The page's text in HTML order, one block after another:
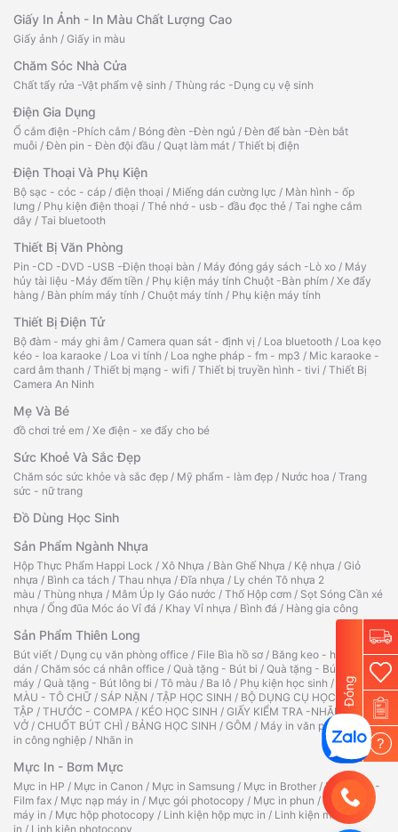
Giấy In Ảnh - In Màu Chất Lượng Cao
Giấy ảnh / Giấy in màu
Chăm Sóc Nhà Cửa
Chất tẩy rửa -Vật phẩm vệ sinh / Thùng rác -Dụng cụ vệ sinh
Điện Gia Dụng
Ổ cắm điện -Phích cắm / Bóng đèn -Đèn ngủ /Đèn để bàn -Đèn bắt
muỗi /Đèn pin - Đèn đội đầu / Quạt làm mát / Thiết bị điện
Điện Thoại Và Phụ Kiện
Bộ sạc - cóc - cáp / điện thoại / Miếng dán cường lực / Màn hình - ốp
lưng / Phụ kiện điện thoại / Thẻ nhớ - usb - đầu đọc thẻ / Tai nghe cắm
dây / Tai bluetooth
Thiết Bị Văn Phòng
Pin -CD -DVD -USB -Điện thoại bàn / Máy đóng gáy sách -Lò xo / Máy
hủy tài liệu -Máy đếm tiền / Phụ kiện máy tính Chuột -Bàn phím / Xe đẩy
hàng / Bàn phím máy tính / Chuột máy tính / Phụ kiện máy tính
Thiết Bị Điện Tử
Bộ đàm - máy ghi âm / Camera quan sát - định vị / Loa bluetooth / Loa kẹo
kéo - loa karaoke / Loa vi tính / Loa nghe pháp - fm - mp3 / Mic karaoke -
card âm thanh / Thiết bị mạng - wifi / Thiết bị truyền hình - tivi / Thiết Bị
Camera An Ninh
Mẹ Và Bé
đồ chơi trẻ em / Xe điện - xe đẩy cho bé
Sức Khoẻ Và Sắc Đẹp
Chăm sóc sức khỏe và sắc đẹp / Mỹ phẩm - làm đẹp / Nước hoa / Trang
sức - nữ trang
Đồ Dùng Học Sinh
Sản Phẩm Ngành Nhựa
Hộp Thực Phẩm Happi Lock / Xô Nhựa / Bàn Ghế Nhựa / Kệ nhựa / Giỏ
nhựa / Bình ca tách / Thau nhựa /Đĩa nhựa / Ly chén Tô nhựa 2
màu / Thùng nhựa / Mâm Úp ly Gáo nước / Thố Hộp cơm / Sọt Sóng Cần xé
nhựa / Ống đũa Móc áo Vỉ đá / Khay Vỉ nhựa / Bình đá / Hàng gia công
Sản Phẩm Thiên Long
Bút viết / Dụng cụ văn phòng office / File Bìa hồ sơ / Băng keo - hồ
dán / Chăm sóc cá nhân office / Quà tặng - Bút bi / Quà tặng - Bút
máy / Quà tặng - Bút lông bi / Tô màu / Ba lô / Phụ kiện học sinh /
TẬP TÔ
MÀU - TÔ CHỮ / SÁP NẶN / TẬP HỌC SINH / BỘ DỤNG CỤ HỌC
TẬP / THƯỚC - COMPA / KÉO HỌC SINH / GIẤY KIỂM TRA -NHÃN
VỞ / CHUỐT BÚT CHÌ / BẢNG HỌC SINH / GÔM / Máy in văn phòng
Máy
in công nghiệp / Nhãn in
Mực In - Bơm Mực
Mực in HP / Mực in Canon / Mực in Samsung / Mực in Brother /Ruy băng -
Film fax / Mực nạp máy in / Mực gói photocopy / Mực in phun / Hộp mực
máy in / Mực hộp photocopy / Linh kiện hộp mực in / Linh kiện máy
in / Linh kiện photocopy
Đóng
?